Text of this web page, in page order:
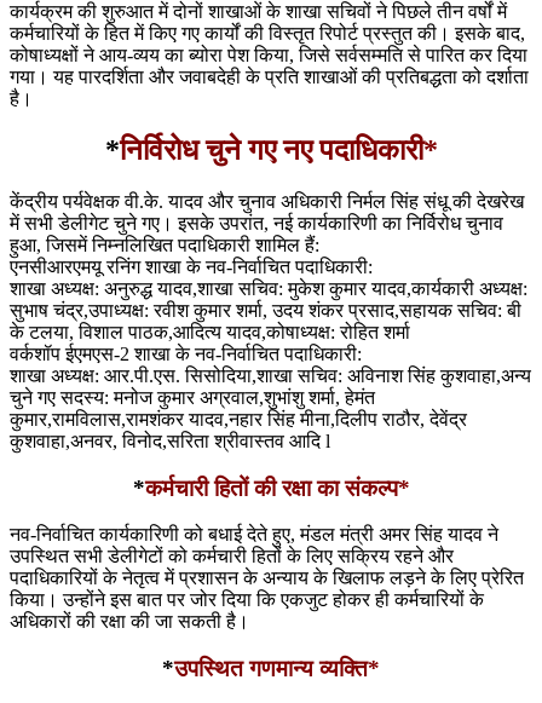
कार्यक्रम की शुरुआत में दोनों शाखाओं के शाखा सचिवों ने पिछले तीन वर्षों में
कर्मचारियों के हित में किए गए कार्यों की विस्तृत रिपोर्ट प्रस्तुत की। इसके बाद,
कोषाध्यक्षों ने आय-व्यय का ब्योरा पेश किया, जिसे सर्वसम्मति से पारित कर दिया
गया। यह पारदर्शिता और जवाबदेही के प्रति शाखाओं की प्रतिबद्धता को दर्शाता
है।
*निर्विरोध चुने गए नए पदाधिकारी*
केंद्रीय पर्यवेक्षक वी.के. यादव और चुनाव अधिकारी निर्मल सिंह संधू की देखरेख
में सभी डेलीगेट चुने गए। इसके उपरांत, नई कार्यकारिणी का निर्विरोध चुनाव
हुआ, जिसमें निम्नलिखित पदाधिकारी शामिल हैं:
एनसीआरएमयू रनिंग शाखा के नव-निर्वाचित पदाधिकारी:
शाखा अध्यक्ष: अनुरुद्ध यादव,शाखा सचिव: मुकेश कुमार यादव,कार्यकारी अध्यक्ष:
सुभाष चंद्र,उपाध्यक्ष: रवीश कुमार शर्मा, उदय शंकर प्रसाद,सहायक सचिव: बी
के टलया, विशाल पाठक,आदित्य यादव,कोषाध्यक्ष: रोहित शर्मा
वर्कशॉप ईएमएस-2 शाखा के नव-निर्वाचित पदाधिकारी:
शाखा अध्यक्ष: आर.पी.एस. सिसोदिया,शाखा सचिव: अविनाश सिंह कुशवाहा,अन्य
चुने गए सदस्य: मनोज कुमार अग्रवाल,शुभांशु शर्मा, हेमंत
कुमार,रामविलास,रामशंकर यादव,नहार सिंह मीना,दिलीप राठौर, देवेंद्र
कुशवाहा,अनवर, विनोद,सरिता श्रीवास्तव आदि l
*कर्मचारी हितों की रक्षा का संकल्प*
नव-निर्वाचित कार्यकारिणी को बधाई देते हुए, मंडल मंत्री अमर सिंह यादव ने
उपस्थित सभी डेलीगेटों को कर्मचारी हितों के लिए सक्रिय रहने और
पदाधिकारियों के नेतृत्व में प्रशासन के अन्याय के खिलाफ लड़ने के लिए प्रेरित
किया। उन्होंने इस बात पर जोर दिया कि एकजुट होकर ही कर्मचारियों के
अधिकारों की रक्षा की जा सकती है।
*उपस्थित गणमान्य व्यक्ति*